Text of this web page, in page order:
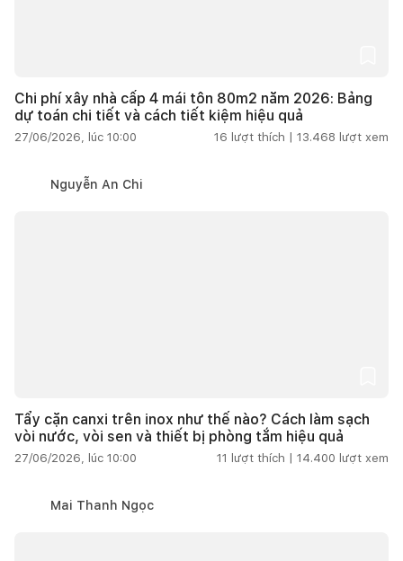
Chi phí xây nhà cấp 4 mái tôn 80m2 năm 2026: Bảng
dự toán chi tiết và cách tiết kiệm hiệu quả
27/06/2026, lúc 10:00 16 lượt thích | 13.468 lượt xem
Nguyễn An Chi
Tẩy cặn canxi trên inox như thế nào? Cách làm sạch
vòi nước, vòi sen và thiết bị phòng tắm hiệu quả
27/06/2026, lúc 10:00 11 lượt thích | 14.400 lượt xem
Mai Thanh Ngọc